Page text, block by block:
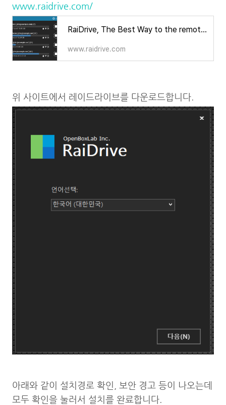
www.raidrive.com/
RaiDrive, The Best Way to the remote storage
www.raidrive.com
위 사이트에서 레이드라이브를 다운로드합니다.
아래와 같이 설치경로 확인, 보안 경고 등이 나오는데
모두 확인을 눌러서 설치를 완료합니다.